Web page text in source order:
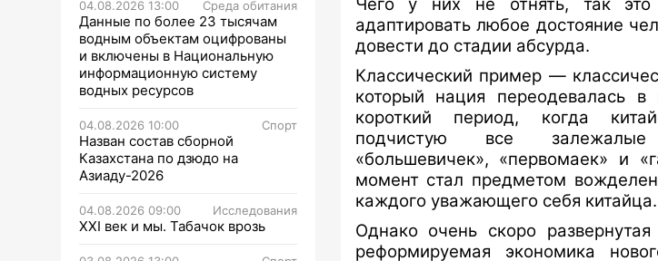
04.08.2026 13:00 Среда обитания
Данные по более 23 тысячам
водным объектам оцифрованы
и включены в Национальную
информационную систему
водных ресурсов
04.08.2026 10:00 Спорт
Назван состав сборной
Казахстана по дзюдо на
Азиаду-2026
04.08.2026 09:00 Исследования
XXI век и мы. Табачок врозь
адаптировать любое достояние
довести до стадии абсурда.
Классический пример —
который нация переодевалась
короткий период, когда
подчистую все
«большевичек», «первомаек» и
момент стал предметом
каждого уважающего себя китайца.
Однако очень скоро
реформируемая экономика